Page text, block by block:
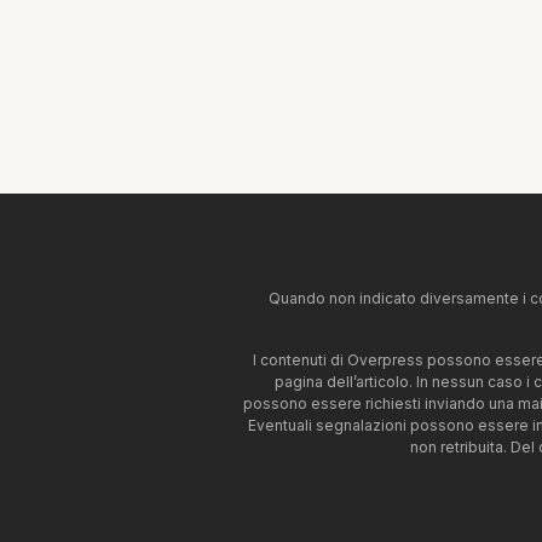
Quando non indicato diversamente i
I contenuti di Overpress possono
pagina dell’articolo. In nessun caso
possono essere richiesti inviando una
Eventuali segnalazioni possono essere
non retribuita.